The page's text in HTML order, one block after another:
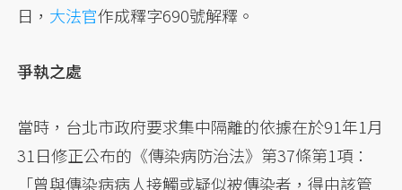
日， 大法官作成釋字690號解釋。
爭執之處
當時，台北市政府要求集中隔離的依據在於91年1月
31日修正公布的《傳染病防治法》第37條第1項：
「曾與傳染病病人接觸或疑似被傳染者，得由該管